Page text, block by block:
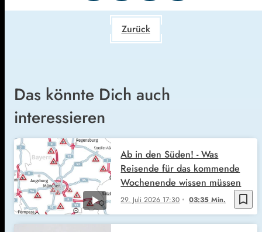
Zurück
Das könnte Dich auch
interessieren
bookmark_border
29. Juli 2026 17:30 03:35 Min.
Ab in den Süden! - Was
Reisende für das kommende
Wochenende wissen müssen